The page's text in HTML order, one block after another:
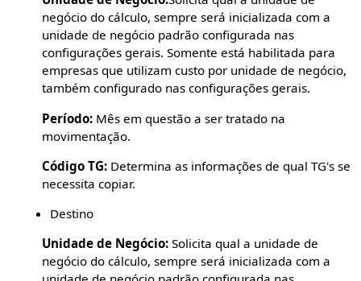
negócio do cálculo, sempre será inicializada com a
unidade de negócio padrão configurada nas
configurações gerais. Somente está habilitada para
empresas que utilizam custo por unidade de negócio,
também configurado nas configurações gerais.
Período: Mês em questão a ser tratado na
movimentação.
Código TG: Determina as informações de qual TG's se
necessita copiar.
Destino
Unidade de Negócio: Solicita qual a unidade de
negócio do cálculo, sempre será inicializada com a